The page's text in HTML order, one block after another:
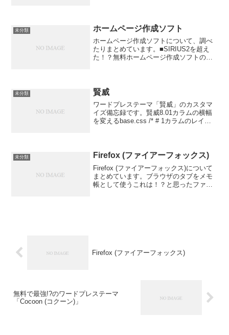
未分類 ホームページ作成ソフト
ホームページ作成ソフトについて、調べ
たりまとめています。■SIRIUS2を超え
た！？無料ホームページ作成ソフトの紹
未分類 賢威
ワードプレステーマ「賢威」のカスタマ
イズ備忘録です。賢威8.01カラムの横幅
を変えるbase.css /* # 1カラムのレイア
未分類 Firefox (ファイアーフォックス)
Firefox (ファイアーフォックス)について
まとめています。ブラウザのタブをメモ
帳として使うこれは！？と思ったファイ
Firefox (ファイアーフォックス)
無料で最強!?のワードプレステーマ
「Cocoon (コクーン)」